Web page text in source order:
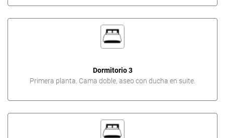
Dormitorio 3
Primera planta. Cama doble, aseo con ducha en suite.